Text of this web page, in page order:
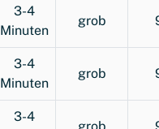
3-4
Minuten
grob
3-4
Minuten
grob
3-4